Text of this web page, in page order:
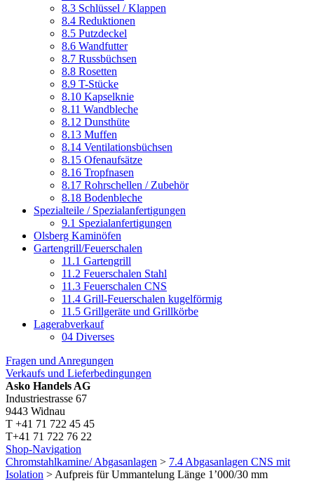
8.3 Schlüssel / Klappen
8.4 Reduktionen
8.5 Putzdeckel
8.6 Wandfutter
8.7 Russbüchsen
8.8 Rosetten
8.9 T-Stücke
8.10 Kapselknie
8.11 Wandbleche
8.12 Dunsthüte
8.13 Muffen
8.14 Ventilationsbüchsen
8.15 Ofenaufsätze
8.16 Tropfnasen
8.17 Rohrschellen / Zubehör
8.18 Bodenbleche
Spezialteile / Spezialanfertigungen
9.1 Spezialanfertigungen
Olsberg Kaminöfen
Gartengrill/Feuerschalen
11.1 Gartengrill
11.2 Feuerschalen Stahl
11.3 Feuerschalen CNS
11.4 Grill-Feuerschalen kugelförmig
11.5 Grillgeräte und Grillkörbe
Lagerabverkauf
04 Diverses
Fragen und Anregungen
Verkaufs und Lieferbedingungen
Asko Handels AG
Industriestrasse 67
9443 Widnau
T +41 71 722 45 45
T+41 71 722 76 22
Shop-Navigation
Chromstahlkamine/ Abgasanlagen > 7.4 Abgasanlagen CNS mit
Isolation > Aufpreis für Ummantelung Länge 1’000/30 mm